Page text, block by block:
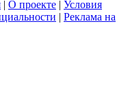
| О проекте | Условия
| Реклама на